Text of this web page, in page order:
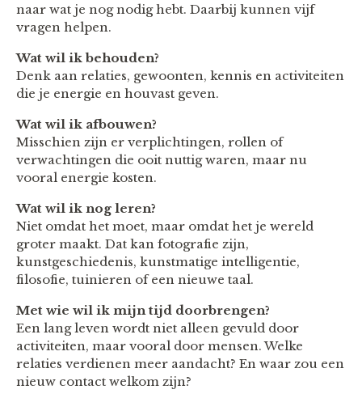
naar wat je nog nodig hebt. Daarbij kunnen vijf
vragen helpen.
Wat wil ik behouden?
Denk aan relaties, gewoonten, kennis en activiteiten
die je energie en houvast geven.
Wat wil ik afbouwen?
Misschien zijn er verplichtingen, rollen of
verwachtingen die ooit nuttig waren, maar nu
vooral energie kosten.
Wat wil ik nog leren?
Niet omdat het moet, maar omdat het je wereld
groter maakt. Dat kan fotografie zijn,
kunstgeschiedenis, kunstmatige intelligentie,
filosofie, tuinieren of een nieuwe taal.
Met wie wil ik mijn tijd doorbrengen?
Een lang leven wordt niet alleen gevuld door
activiteiten, maar vooral door mensen. Welke
relaties verdienen meer aandacht? En waar zou een
nieuw contact welkom zijn?